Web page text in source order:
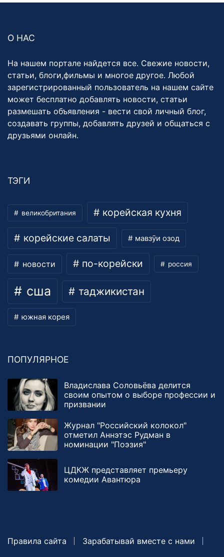
О НАС
На нашем портале найдется все. Свежие новости,
статьи, блоги,фильмы и многое другое. Любой
зарегистрированный пользователь на нашем сайте
может бесплатно добавлять новости, статьи
размешать объявления - вести свой личный блог,
создавать группы, добавлять друзей и общаться с
друзьями онлайн.
ТЭГИ
великобритания корейская кухня
корейские салаты мавзӯи озод
новости по-корейски россия
сша таджикистан
южная корея
ПОПУЛЯРНОЕ
Владислава Соловьёва делится
своим опытом о выборе профессии и
призвании
Журнал "Российский колокол"
отметил Аннэтэс Рудман в
номинации "Поэзия"
ЦДКЖ представляет премьеру
комедии Авантюра
Правила сайта
Зарабатывай вместе с нами